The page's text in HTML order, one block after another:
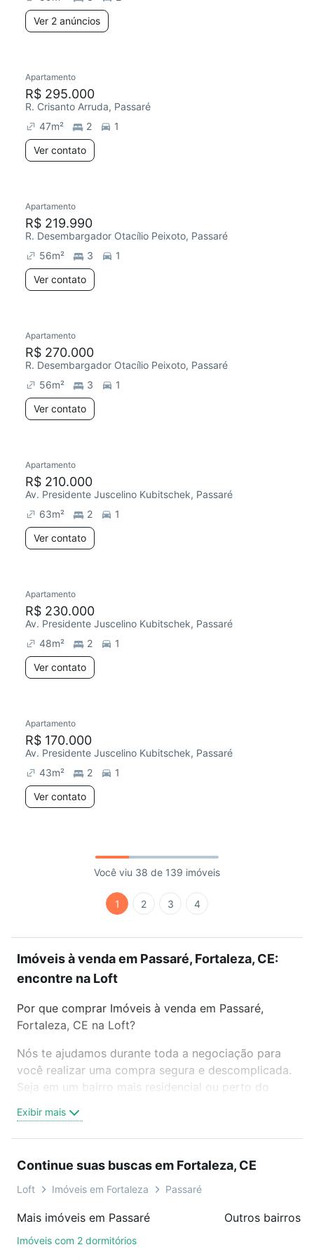
Ver 2 anúncios
Apartamento
R$ 295.000
R. Crisanto Arruda, Passaré
47m² 2
1
Ver contato
Apartamento
R$ 219.990
R. Desembargador Otacílio Peixoto, Passaré
56m² 3
1
Ver contato
Apartamento
R$ 270.000
R. Desembargador Otacílio Peixoto, Passaré
56m² 3
1
Ver contato
Apartamento
R$ 210.000
Av. Presidente Juscelino Kubitschek, Passaré
63m² 2
1
Ver contato
Apartamento
R$ 230.000
Av. Presidente Juscelino Kubitschek, Passaré
48m² 2
1
Ver contato
Apartamento
R$ 170.000
Av. Presidente Juscelino Kubitschek, Passaré
43m² 2
1
Ver contato
Você viu 38 de 139 imóveis
1 2 3 4
Imóveis à venda em Passaré, Fortaleza, CE:
encontre na Loft
Por que comprar Imóveis à venda em Passaré,
Fortaleza, CE na Loft?
Nós te ajudamos durante toda a negociação para
você realizar uma compra segura e descomplicada.
Seja em um bairro mais residencial ou perto do
oferta ideal de Imóveis à venda em Passaré,
Fortaleza, CE para conquistar seu sonho. Agende
sem compromisso e você ainda conta com mais de
46 mil corretores e imobiliárias te ajudando na
Como escolher um imóvel?
Exibir mais
Continue suas buscas em Fortaleza, CE
Loft Imóveis em Fortaleza Passaré
Mais imóveis em Passaré
Imóveis com 2 dormitórios
Outros bairros